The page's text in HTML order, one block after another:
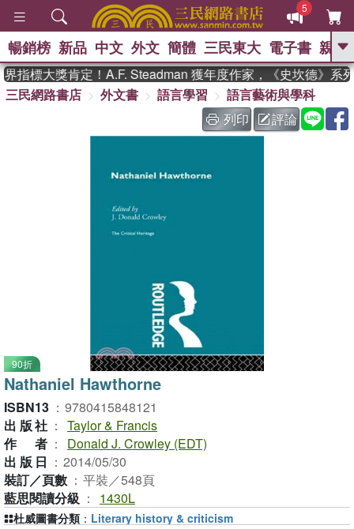
5
GO
熱搜： 東野圭吾 、 The Odyssey
、 如果歷史是一群喵 、 暑期
國際布克獎 臺灣漫遊錄 、 方
暢銷榜 新品 中文 外文 簡體 三民東大 電子書 親子
指標大獎肯定！A.F. Steadman 獲年度作家，《史坎德》系列
三民網路書店
外文書 語言學習
語言藝術與學科
列印
評論
90折
Nathaniel Hawthorne
ISBN13 ： 9780415848121
出版社 ： Taylor & Francis
作者 ：
Donald J. Crowley (EDT)
出版日 ： 2014/05/30
裝訂／頁數 ： 平裝／548頁
藍思閱讀分級 ： 1430L
杜威圖書分類 ： Literary history & criticism